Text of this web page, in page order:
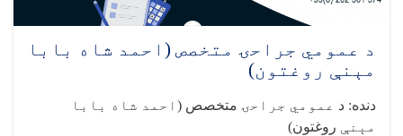
د عمومي جراحۍ متخصص (احمد شاه بابا
مېنې روغتون)
دنده: د عمومي جراحۍ متخصص ( احمد شاه بابا
مېنې روغتون)